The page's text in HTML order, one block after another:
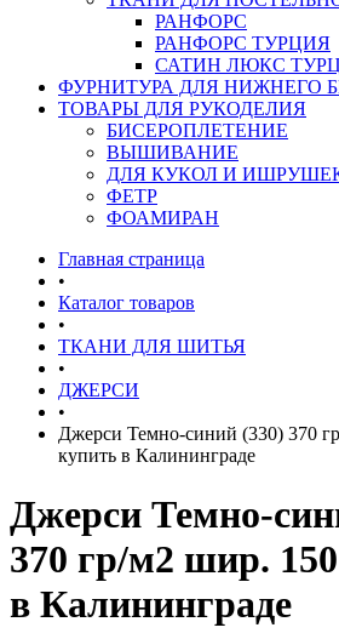
РАНФОРС
РАНФОРС ТУРЦИЯ
САТИН ЛЮКС
ФУРНИТУРА ДЛЯ НИЖНЕГО
ТОВАРЫ ДЛЯ РУКОДЕЛИЯ
БИСЕРОПЛЕТЕНИЕ
ВЫШИВАНИЕ
ДЛЯ КУКОЛ И
ФЕТР
ФОАМИРАН
Главная страница
•
Каталог товаров
•
ТКАНИ ДЛЯ ШИТЬЯ
•
ДЖЕРСИ
•
Джерси Темно-синий (330) 370
купить в Калининграде
Джерси Темно-
370 гр/м2 шир.
в Калининграде